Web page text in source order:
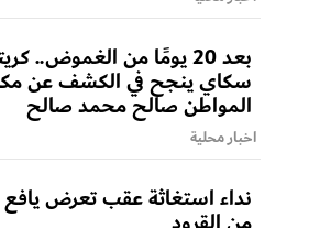
بعد 20 يومًا من الغموض..
سكاي ينجح في الكشف عن
المواطن صالح محمد صالح
اخبار محلية
نداء استغاثة عقب تعرض يافع